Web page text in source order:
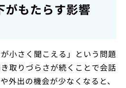
がもたらす影響
小さく聞こえる」という問題
取りづらさが続くことで会話
外出の機会が少なくなると、